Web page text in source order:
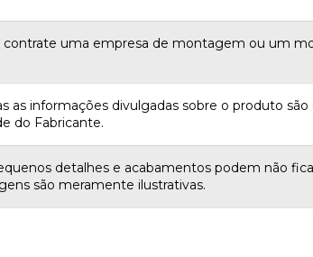
contrate uma empresa de montagem ou um
as informações divulgadas sobre o produto são
do Fabricante.
detalhes e acabamentos podem não
são meramente ilustrativas.